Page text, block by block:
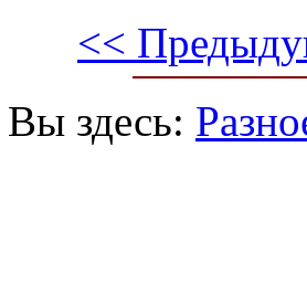
<<
Вы здесь: